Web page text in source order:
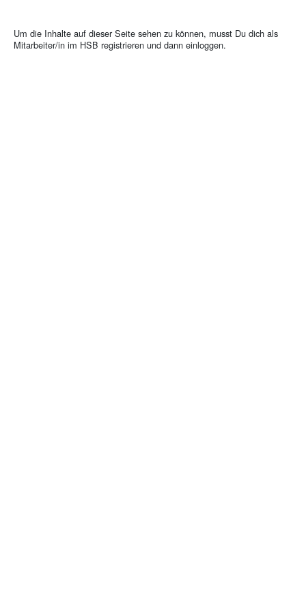
Um die Inhalte auf dieser Seite sehen zu können, musst Du dich als
Mitarbeiter/in im HSB registrieren und dann einloggen.